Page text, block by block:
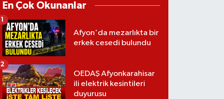
En Çok Okunanlar
Afyon'da mezarlıkta bir
erkek cesedi bulundu
1
OEDAŞ Afyonkarahisar
ili elektrik kesintileri
duyurusu
2